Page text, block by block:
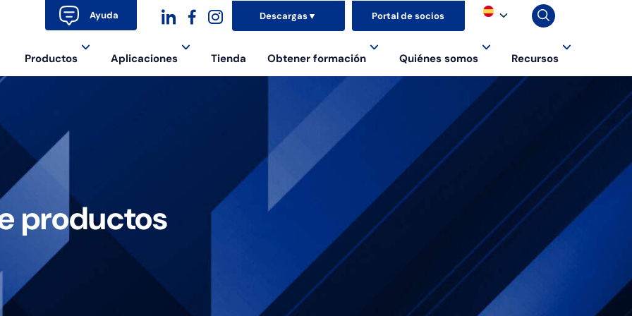
Ayuda
dashicons-
linkedin
facebook-
instagram
Descargas▼ Portal de socios
Productos Aplicaciones Tienda Obtener formación Quiénes somos Recursos
productos